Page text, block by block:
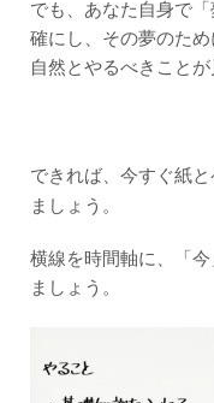
でも、あなた自身で
確にし、その夢のため
自然とやるべきことが
できれば、今すぐ紙と
ましょう。
横線を時間軸に、「
ましょう。